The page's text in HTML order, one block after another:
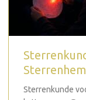
Sterrenkunde